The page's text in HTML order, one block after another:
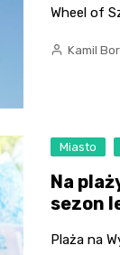
Wheel of
Kamil
Miasto
Na
sezon
Plaża na